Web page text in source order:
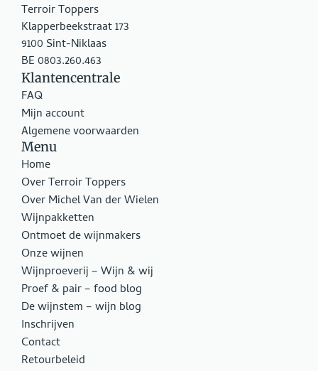
Terroir Toppers
Klapperbeekstraat 173
9100 Sint-Niklaas
BE 0803.260.463
Klantencentrale
FAQ
Mijn account
Algemene voorwaarden
Menu
Home
Over Terroir Toppers
Over Michel Van der Wielen
Wijnpakketten
Ontmoet de wijnmakers
Onze wijnen
Wijnproeverij – Wijn & wij
Proef & pair – food blog
De wijnstem – wijn blog
Inschrijven
Contact
Retourbeleid